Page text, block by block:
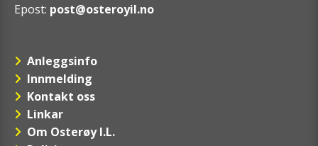
Epost: post@osteroyil.no
Anleggsinfo
Innmelding
Kontakt oss
Linkar
Om Osterøy I.L.